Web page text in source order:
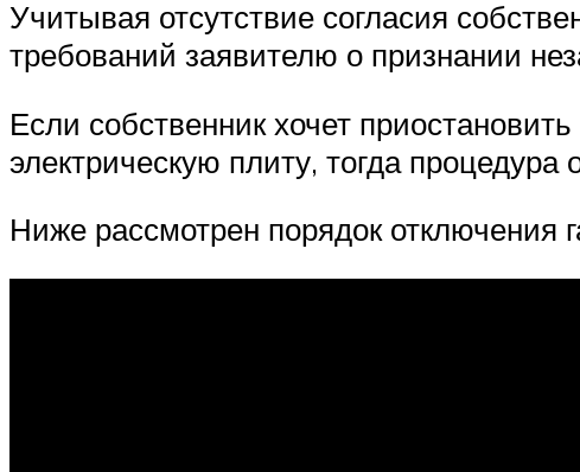
Учитывая отсутствие согласия
требований заявителю о признании
Если собственник хочет
электрическую плиту, тогда процедура
Ниже рассмотрен порядок отключения